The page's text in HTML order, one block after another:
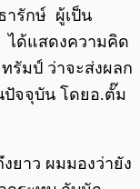
ารักษ์ ผู้เป็น
ได้แสดงความคิด
รัมป์ ว่าจะส่งผลก
ปัจจุบัน โดยอ.ตั๊ม
ยาว ผมมองว่ายัง